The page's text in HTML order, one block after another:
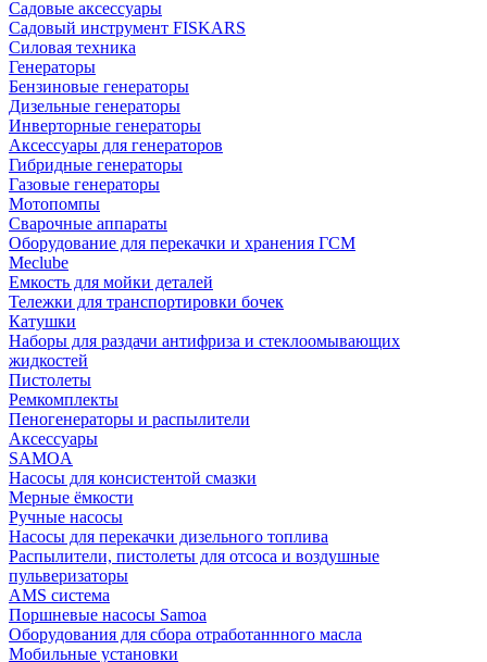
Садовые аксессуары
Садовый инструмент FISKARS
Силовая техника
Генераторы
Бензиновые генераторы
Дизельные генераторы
Инверторные генераторы
Аксессуары для генераторов
Гибридные генераторы
Газовые генераторы
Мотопомпы
Сварочные аппараты
Оборудование для перекачки и хранения ГСМ
Meclube
Емкость для мойки деталей
Тележки для транспортировки бочек
Катушки
Наборы для раздачи антифриза и стеклоомывающих
жидкостей
Пистолеты
Ремкомплекты
Пеногенераторы и распылители
Аксессуары
SAMOA
Насосы для консистентой смазки
Мерные ёмкости
Ручные насосы
Насосы для перекачки дизельного топлива
Распылители, пистолеты для отсоса и воздушные
пульверизаторы
AMS система
Поршневые насосы Samoa
Оборудования для сбора отработаннного масла
Мобильные установки